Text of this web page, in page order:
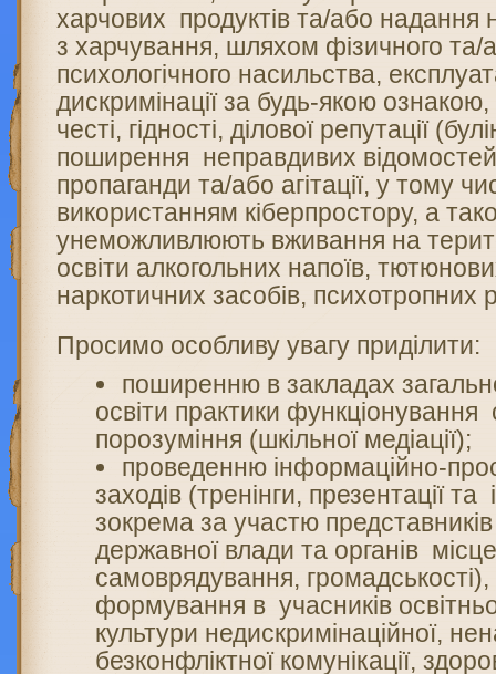
харчових продуктів та/або надання
з харчування, шляхом фізичного
психологічного насильства,
дискримінації за будь-якою
честі, гідності, ділової репутації
поширення неправдивих
пропаганди та/або агітації, у тому
використанням кіберпростору, а
унеможливлюють вживання на
освіти алкогольних напоїв,
наркотичних засобів, психотропних
Просимо особливу увагу приділити:
поширенню в закладах
освіти практики
порозуміння (шкільної медіації);
проведенню інформаційно-
заходів (тренінги, презентації та
зокрема за участю представників
державної влади та органів
самоврядування,
формування в учасників
культури недискримінаційної,
безконфліктної комунікації,